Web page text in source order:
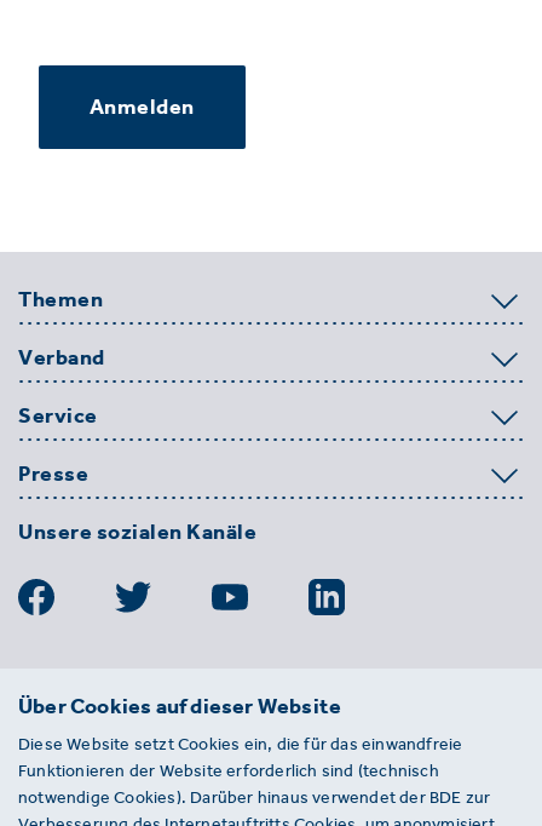
Anmelden
Themen
Verband
Service
Presse
Unsere sozialen Kanäle
BDE
Entsorgungs-, Wasser- und
Kreislaufwirtschaft e. V.
Von-der-Heydt-Straße 2
Über Cookies auf dieser Website
Diese Website setzt Cookies ein, die für das einwandfreie
Funktionieren der Website erforderlich sind (technisch
notwendige Cookies). Darüber hinaus verwendet der BDE zur